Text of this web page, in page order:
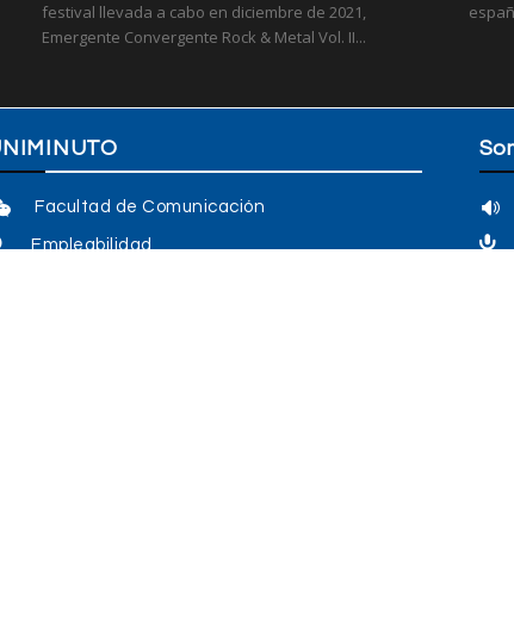
festival llevada a cabo en diciembre de 2021,
Emergente Convergente Rock & Metal Vol. II...